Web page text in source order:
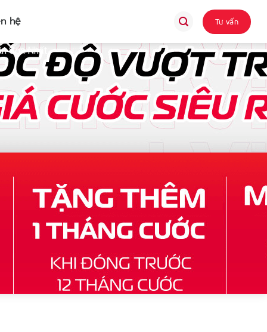
hệ Tư vấn
Sơn Nhất